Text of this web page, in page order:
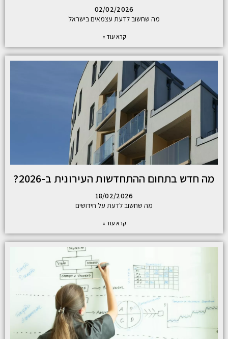
02/02/2026
מה שחשוב לדעת עצמאים בישראל
קרא עוד »
מה חדש בתחום ההתחדשות העירונית ב-2026?
18/02/2026
מה שחשוב לדעת על חידושים
קרא עוד »